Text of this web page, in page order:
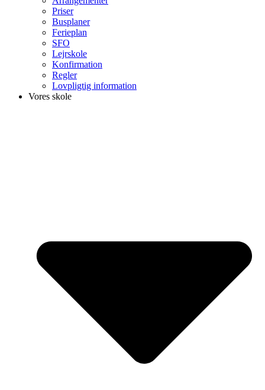
Priser
Busplaner
Ferieplan
SFO
Lejrskole
Konfirmation
Regler
Lovpligtig information
Vores skole